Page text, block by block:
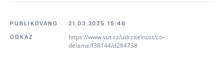
PUBLIKOVÁNO
21.03.2025 15:46
ODKAZ
https://www.vut.cz/udrzitelnost/co-
delame/f38144/d284738